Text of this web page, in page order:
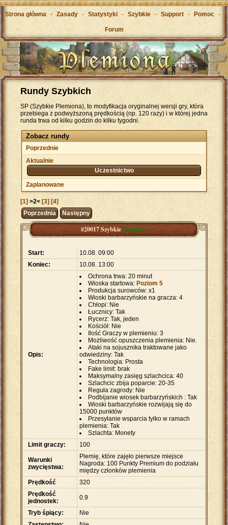
Strona główna - Zasady - Statystyki - Szybkie - Support - Pomoc -
Forum
Rundy Szybkich
SP (Szybkie Plemiona), to modyfikacja oryginalnej wersji gry, która
przebiega z podwyższoną prędkością (np. 120 razy) i w której jedna
runda trwa od kilku godzin do kilku tygodni.
Zobacz rundy
Poprzednie
Aktualnie
Uczestnictwo
Zaplanowane
[1] >2< [3] [4]
Poprzednia
Następny
#20017 Szybkieklasyczne
Start:
10.08. 09:00
Koniec:
10.08. 13:00
Opis:
Ochrona trwa: 20 minut
Wioska startowa: Poziom 5
Produkcja surowców: x1
Wioski barbarzyńskie na gracza: 4
Chłopi: Nie
Łucznicy: Tak
Rycerz: Tak, jeden
Kościół: Nie
Ilość Graczy w plemieniu: 3
Możliwość opuszczenia plemienia: Nie.
Ataki na sojusznika traktowane jako
odwiedziny: Tak
Technologia: Prosta
Fake limit: brak
Maksymalny zasięg szlachcica: 40
Szlachcic zbija poparcie: 20-35
Reguła zagrody: Nie
Podbijanie wiosek barbarzyńskich : Tak
Wioski barbarzyńskie rozwijają się do
15000 punktów
Przesyłanie wsparcia tylko w ramach
plemienia: Tak
Szlachta: Monety
Limit graczy:
100
Warunki
zwycięstwa:
Plemię, które zajęło pierwsze miejsce
Nagroda: 100 Punkty Premium do podziału
między członków plemienia
Prędkość
320
Prędkość
jednostek:
0.9
Tryb śpiący:
Nie